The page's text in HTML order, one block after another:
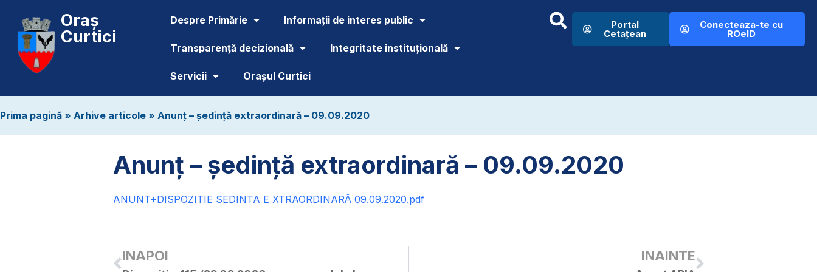
Oraș
Curtici
Despre Primărie Informații de interes public
Transparență decizională Integritate instituțională
Servicii Orașul Curtici
Portal
Cetațean
Conecteaza-te cu
ROeID
Prima pagină » Arhive articole » Anunț – ședință extraordinară – 09.09.2020
Anunț – ședință extraordinară – 09.09.2020
ANUNT+DISPOZITIE SEDINTA E XTRAORDINARĂ 09.09.2020.pdf
INAPOI INAINTE